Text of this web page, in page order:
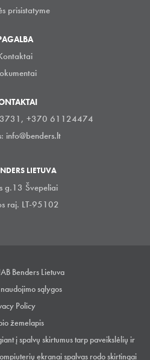
prisistatyme
+370 61124474
info@benders.lt
LIETUVA
g.13 Švepeliai
raj. LT-95102
Benders Lietuva
sąlygos
Policy
žemelapis
į spalvų skirtumus tarp paveikslėlių ir
ekranai spalvas rodo skirtingai